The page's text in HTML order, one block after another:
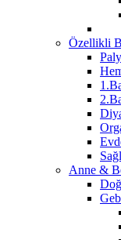
Özellikli
Anne &